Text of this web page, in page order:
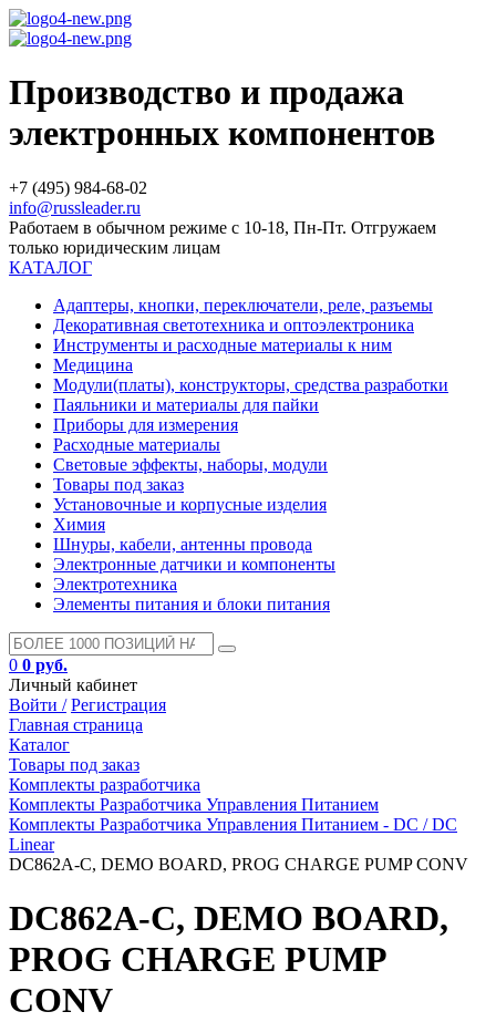
Производство и продажа
электронных компонентов
+7 (495) 984-68-02
info@russleader.ru
Работаем в обычном режиме с 10-18, Пн-Пт. Отгружаем
только юридическим лицам
КАТАЛОГ
Адаптеры, кнопки, переключатели, реле, разъемы
Декоративная светотехника и оптоэлектроника
Инструменты и расходные материалы к ним
Медицина
Модули(платы), конструкторы, средства разработки
Паяльники и материалы для пайки
Приборы для измерения
Расходные материалы
Световые эффекты, наборы, модули
Товары под заказ
Установочные и корпусные изделия
Химия
Шнуры, кабели, антенны провода
Электронные датчики и компоненты
Электротехника
Элементы питания и блоки питания
0 0 руб.
Личный кабинет
Войти / Регистрация
Главная страница
Каталог
Товары под заказ
Комплекты разработчика
Комплекты Разработчика Управления Питанием
Комплекты Разработчика Управления Питанием - DC / DC
Linear
DC862A-C, DEMO BOARD, PROG CHARGE PUMP CONV
DC862A-C, DEMO BOARD,
PROG CHARGE PUMP
CONV